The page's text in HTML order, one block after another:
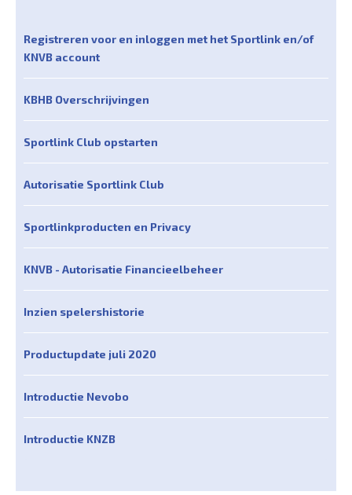
Registreren voor en inloggen met het Sportlink en/of
KNVB account
KBHB Overschrijvingen
Sportlink Club opstarten
Autorisatie Sportlink Club
Sportlinkproducten en Privacy
KNVB - Autorisatie Financieelbeheer
Inzien spelershistorie
Productupdate juli 2020
Introductie Nevobo
Introductie KNZB